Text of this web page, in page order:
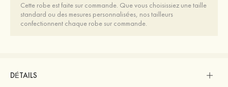
Cette robe est faite sur commande. Que vous choisissiez une taille
standard ou des mesures personnalisées, nos tailleurs
confectionnent chaque robe sur commande.
DÉTAILS